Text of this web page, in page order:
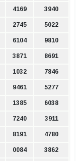
4169 3940
2745 5022
6104 9810
3871 8691
1032 7846
9461 5277
1385 6038
7240 3911
8191 4780
0084 3862